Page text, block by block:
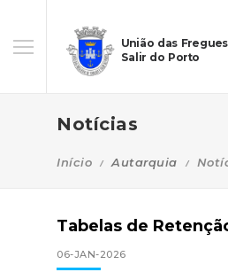
União das
Salir do Porto
Notícias
Início Autarquia
Tabelas de
06-JAN-2026